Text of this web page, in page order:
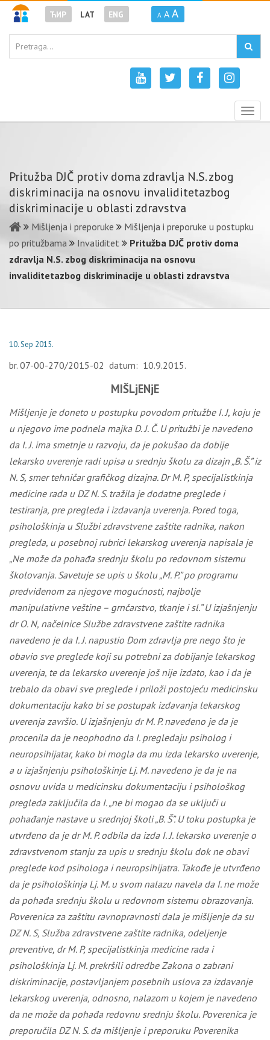
ЋИР LAT ENG A A A
Pritužba DJČ protiv doma zdravlja N.S. zbog
diskriminacija na osnovu invaliditetazbog
diskriminacije u oblasti zdravstva
Mišljenja i preporuke
Mišljenja i preporuke u postupku
po pritužbama
Invaliditet
Pritužba DJČ protiv doma
zdravlja N.S. zbog diskriminacija na osnovu
invaliditetazbog diskriminacije u oblasti zdravstva
10. Sep 2015.
br. 07-00-270/2015-02 datum: 10.9.2015.
MIŠLjENjE
Mišljenje je doneto u postupku povodom pritužbe I. J, koju je
u njegovo ime podnela majka D. J. Č. U pritužbi je navedeno
da I. J. ima smetnje u razvoju, da je pokušao da dobije
lekarsko uverenje radi upisa u srednju školu za dizajn „B. Š.” iz
N. S, smer tehničar grafičkog dizajna. Dr M. P, specijalistkinja
medicine rada u DZ N. S. tražila je dodatne preglede i
testiranja, pre pregleda i izdavanja uverenja. Pored toga,
psihološkinja u Službi zdravstvene zaštite radnika, nakon
pregleda, u posebnoj rubrici lekarskog uverenja napisala je
„Ne može da pohađa srednju školu po redovnom sistemu
školovanja. Savetuje se upis u školu „M. P.” po programu
predviđenom za njegove mogućnosti, najbolje
manipulativne veštine – grnčarstvo, tkanje i sl.” U izjašnjenju
dr O. N, načelnice Službe zdravstvene zaštite radnika
navedeno je da I. J. napustio Dom zdravlja pre nego što je
obavio sve preglede koji su potrebni za dobijanje lekarskog
uverenja, te da lekarsko uverenje još nije izdato, kao i da je
trebalo da obavi sve preglede i priloži postojeću medicinsku
dokumentaciju kako bi se postupak izdavanja lekarskog
uverenja završio. U izjašnjenju dr M. P. navedeno je da je
procenila da je neophodno da I. pregledaju psiholog i
neuropsihijatar, kako bi mogla da mu izda lekarsko uverenje,
a u izjašnjenju psihološkinje Lj. M. navedeno je da je na
osnovu uvida u medicinsku dokumentaciju i psihološkog
pregleda zaključila da I. „ne bi mogao da se uključi u
pohađanje nastave u srednjoj školi „B. Š”. U toku postupka je
utvrđeno da je dr M. P. odbila da izda I. J. lekarsko uverenje o
zdravstvenom stanju za upis u srednju školu dok ne obavi
preglede kod psihologa i neuropsihijatra. Takođe je utvrđeno
da je psihološkinja Lj. M. u svom nalazu navela da I. ne može
da pohađa srednju školu u redovnom sistemu obrazovanja.
Poverenica za zaštitu ravnopravnosti dala je mišljenje da su
DZ N. S, Služba zdravstvene zaštite radnika, odeljenje
preventive, dr M. P, specijalistkinja medicine rada i
psihološkinja Lj. M. prekršili odredbe Zakona o zabrani
diskriminacije, postavljanjem posebnih uslova za izdavanje
lekarskog uverenja, odnosno, nalazom u kojem je navedeno
da ne može da pohađa redovnu srednju školu. Poverenica je
preporučila DZ N. S. da mišljenje i preporuku Poverenika